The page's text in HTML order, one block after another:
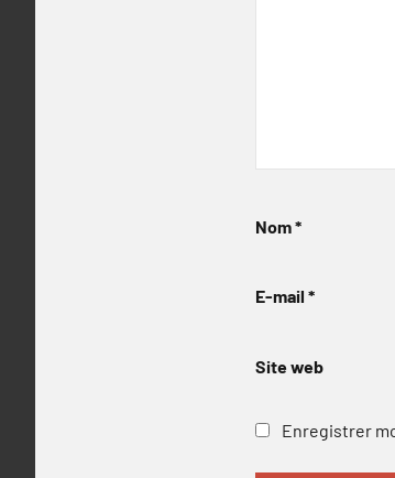
Nom*
E-mail *
Site web
Enregistrer